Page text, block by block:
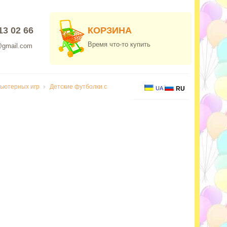
02 66 КОРЗИНА
Время что-то купить
игр Детские футболки с UA RU